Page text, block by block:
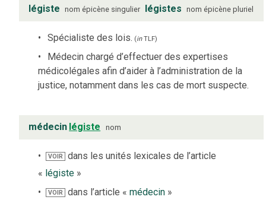
légiste nom épicène singulier légistes nom épicène pluriel
Spécialiste des lois. (inTLF)
Médecin chargé d’effectuer des expertises
médicolégales afin d’aider à l’administration de la
justice, notamment dans les cas de mort suspecte.
médecin légiste nom
VOIR
dans les unités lexicales de l’article
« légiste »
VOIR dans l’article «médecin »